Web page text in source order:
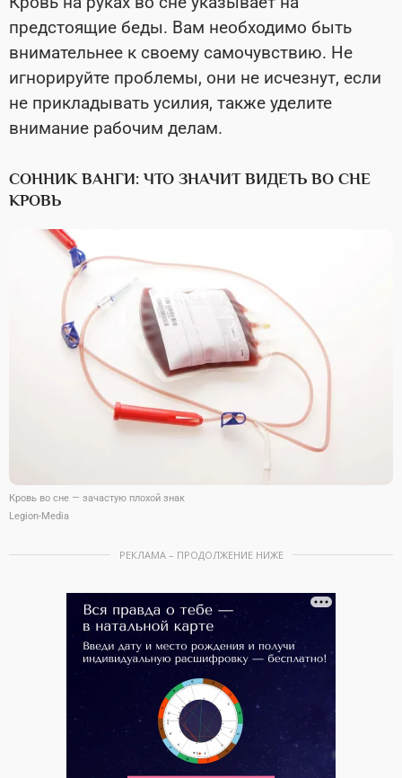
предстоящие беды. Вам необходимо быть
внимательнее к своему самочувствию. Не
игнорируйте проблемы, они не исчезнут, если
не прикладывать усилия, также уделите
внимание рабочим делам.
СОННИК ВАНГИ: ЧТО ЗНАЧИТ ВИДЕТЬ ВО СНЕ
КРОВЬ
Кровь во сне — зачастую плохой знак
Legion-Media
РЕКЛАМА – ПРОДОЛЖЕНИЕ НИЖЕ